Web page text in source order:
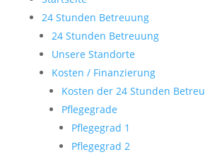
24 Stunden Betreuung
24 Stunden Betreuung
Unsere Standorte
Kosten / Finanzierung
Kosten der 24 Stunden
Pflegegrade
Pflegegrad 1
Pflegegrad 2